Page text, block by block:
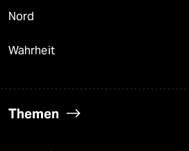
Nord
Wahrheit
Themen